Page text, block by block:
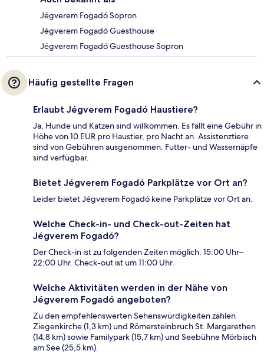
Jégverem Fogadó Sopron
Jégverem Fogadó Guesthouse
Jégverem Fogadó Guesthouse Sopron
Häufig gestellte Fragen
Erlaubt Jégverem Fogadó Haustiere?
Ja, Hunde und Katzen sind willkommen. Es fällt eine Gebühr in
Höhe von 10 EUR pro Haustier, pro Nacht an. Assistenztiere
sind von Gebühren ausgenommen. Futter- und Wassernäpfe
sind verfügbar.
Bietet Jégverem Fogadó Parkplätze vor Ort an?
Leider bietet Jégverem Fogadó keine Parkplätze vor Ort an.
Welche Check-in- und Check-out-Zeiten hat
Jégverem Fogadó?
Der Check-in ist zu folgenden Zeiten möglich: 15:00 Uhr–
22:00 Uhr. Check-out ist um 11:00 Uhr.
Welche Aktivitäten werden in der Nähe von
Jégverem Fogadó angeboten?
Zu den empfehlenswerten Sehenswürdigkeiten zählen
Ziegenkirche (1,3 km) und Römersteinbruch St. Margarethen
(14,8 km) sowie Familypark (15,7 km) und Seebühne Mörbisch
am See (25,5 km).